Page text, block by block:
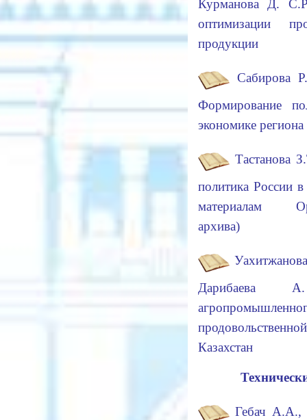
Курманова Д.
оптимизации
продукции
Сабирова
Формирование
экономике
Тастанова
политика России
материалам
архива)
Дарибаева
Казахстан
Гебач А.А.,